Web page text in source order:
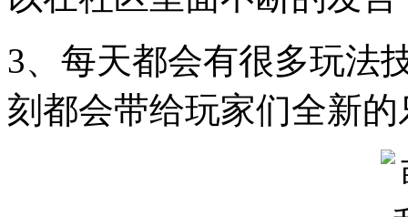
3、每天都会有很多玩法
刻都会带给玩家们全新